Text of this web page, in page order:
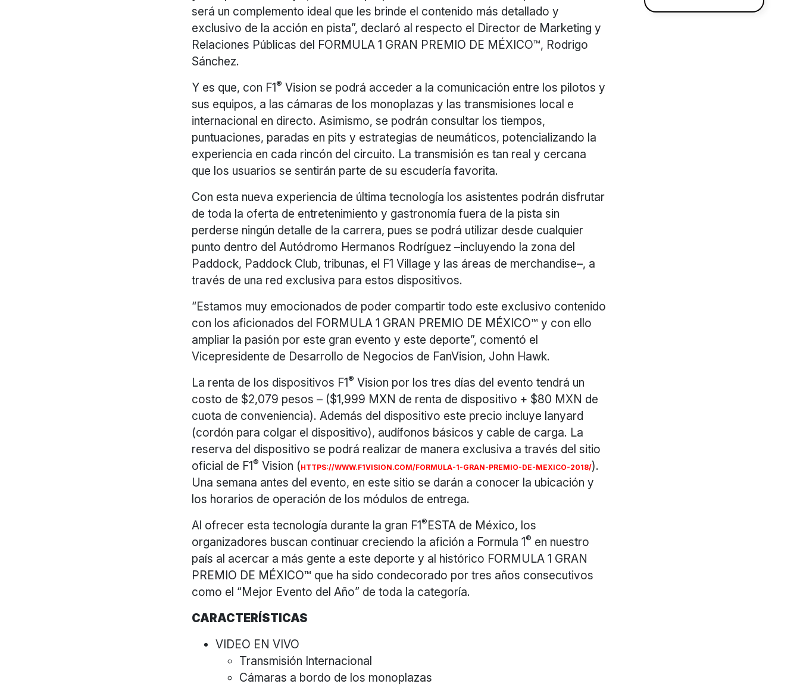
será un complemento ideal que les brinde el contenido más detallado y
exclusivo de la acción en pista”, declaró al respecto el Director de Marketing y
Relaciones Públicas del FORMULA 1 GRAN PREMIO DE MÉXICO™, Rodrigo
Sánchez.
Y es que, con F1® Vision se podrá acceder a la comunicación entre los pilotos y
sus equipos, a las cámaras de los monoplazas y las transmisiones local e
internacional en directo. Asimismo, se podrán consultar los tiempos,
puntuaciones, paradas en pits y estrategias de neumáticos, potencializando la
experiencia en cada rincón del circuito. La transmisión es tan real y cercana
que los usuarios se sentirán parte de su escudería favorita.
Con esta nueva experiencia de última tecnología los asistentes podrán disfrutar
de toda la oferta de entretenimiento y gastronomía fuera de la pista sin
perderse ningún detalle de la carrera, pues se podrá utilizar desde cualquier
punto dentro del Autódromo Hermanos Rodríguez –incluyendo la zona del
Paddock, Paddock Club, tribunas, el F1 Village y las áreas de merchandise–, a
través de una red exclusiva para estos dispositivos.
“Estamos muy emocionados de poder compartir todo este exclusivo contenido
con los aficionados del FORMULA 1 GRAN PREMIO DE MÉXICO™ y con ello
ampliar la pasión por este gran evento y este deporte”, comentó el
Vicepresidente de Desarrollo de Negocios de FanVision, John Hawk.
La renta de los dispositivos F1® Vision por los tres días del evento tendrá un
costo de $2,079 pesos – ($1,999 MXN de renta de dispositivo + $80 MXN de
cuota de conveniencia). Además del dispositivo este precio incluye lanyard
(cordón para colgar el dispositivo), audífonos básicos y cable de carga. La
reserva del dispositivo se podrá realizar de manera exclusiva a través del sitio
oficial de F1® Vision (HTTPS://WWW.F1VISION.COM/FORMULA-1-GRAN-PREMIO-DE-MEXICO-2018/).
Una semana antes del evento, en este sitio se darán a conocer la ubicación y
los horarios de operación de los módulos de entrega.
Al ofrecer esta tecnología durante la gran F1®ESTA de México, los
organizadores buscan continuar creciendo la afición a Formula 1® en nuestro
país al acercar a más gente a este deporte y al histórico FORMULA 1 GRAN
PREMIO DE MÉXICO™ que ha sido condecorado por tres años consecutivos
como el “Mejor Evento del Año” de toda la categoría.
CARACTERÍSTICAS
VIDEO EN VIVO
Transmisión Internacional
Cámaras a bordo de los monoplazas